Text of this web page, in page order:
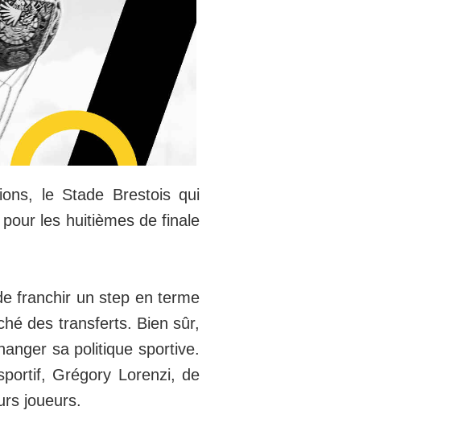
le Stade Brestois qui
les huitièmes de finale
franchir un step en terme
des transferts. Bien sûr,
sa politique sportive.
Grégory Lorenzi, de
joueurs.